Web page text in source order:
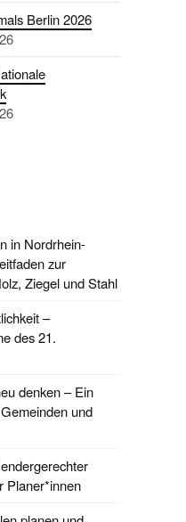
Berlin 2026
in Nordrhein-
zur
Ziegel und Stahl
–
des 21.
denken – Ein
und
Planer*innen